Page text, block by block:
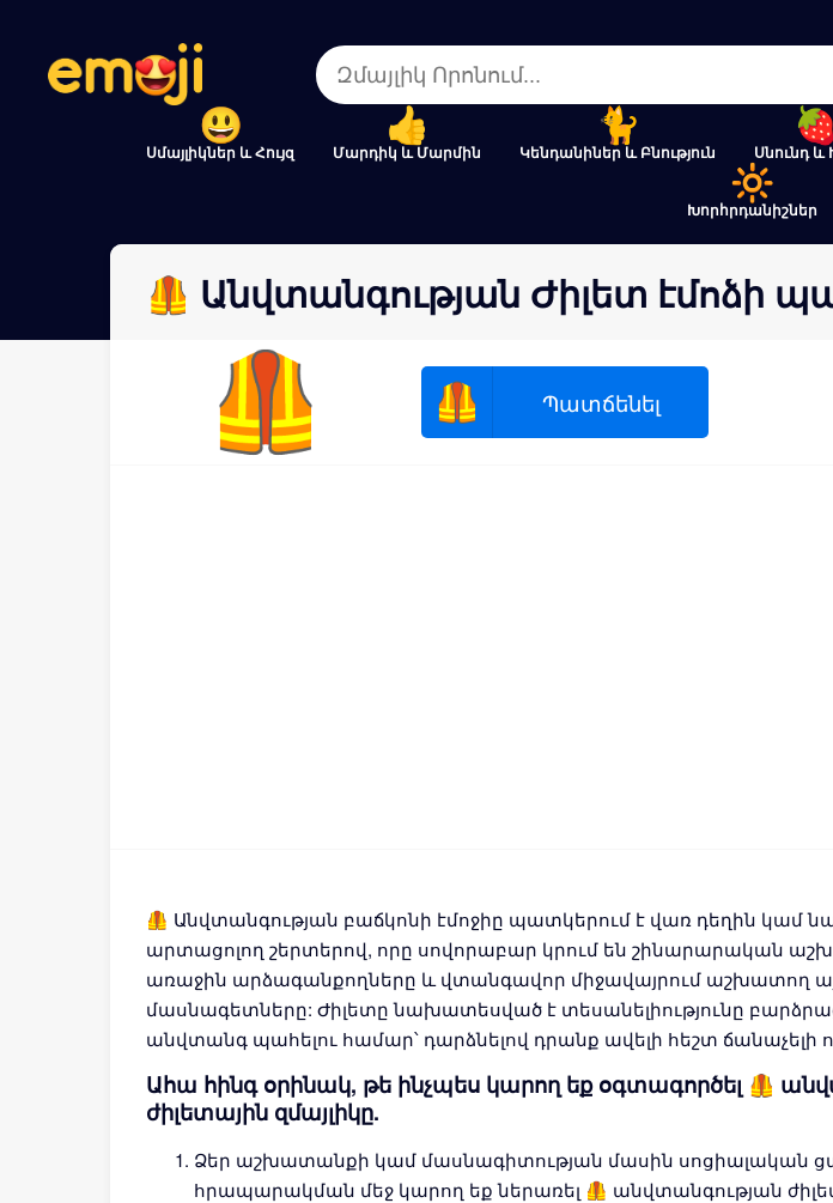
Սմայլիկներ և Հույզ Մարդիկ և Մարմին Կենդանիներ և Բնություն Սնունդ և
Խորհրդանիշներ
Close
Close
🦺 Անվտանգության Ժիլետ էմոձի
🦺 🦺 Պատճենել
🦺 Անվտանգության բաճկոնի էմոջիը պատկերում է վառ դեղին կամ
արտացոլող շերտերով, որը սովորաբար կրում են շինարարական
առաջին արձագանքողները և վտանգավոր միջավայրում աշխատող
մասնագետները: Ժիլետը նախատեսված է տեսանելիությունը
անվտանգ պահելու համար՝ դարձնելով դրանք ավելի հեշտ ճանաչելի
Ահա հինգ օրինակ, թե ինչպես կարող եք օգտագործել 🦺
ժիլետային զմայլիկը.
Ձեր աշխատանքի կամ մասնագիտության մասին սոցիալական
հրապարակման մեջ կարող եք ներառել 🦺 անվտանգության